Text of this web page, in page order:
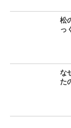
松
っ
な
た